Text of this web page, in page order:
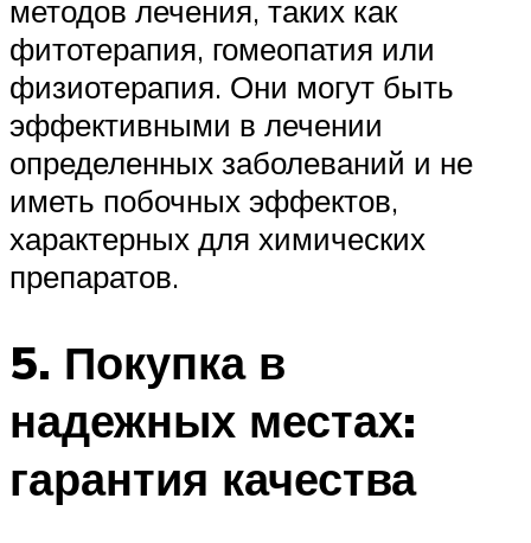
методов лечения, таких как
фитотерапия, гомеопатия или
физиотерапия. Они могут быть
эффективными в лечении
определенных заболеваний и не
иметь побочных эффектов,
характерных для химических
препаратов.
5. Покупка в
надежных местах:
гарантия качества